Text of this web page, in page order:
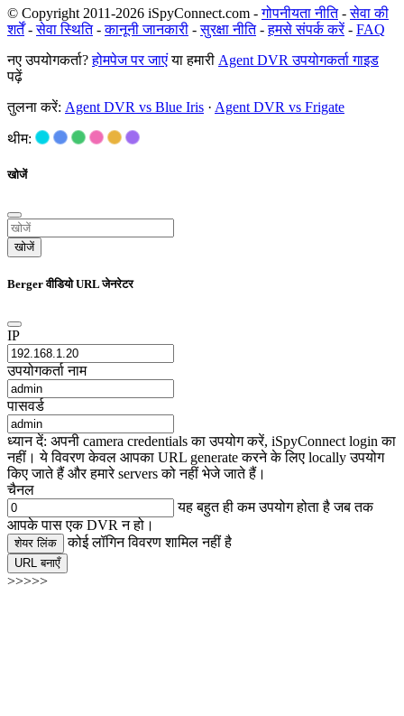
© Copyright 2011-2026 iSpyConnect.com -गोपनीयता नीति-सेवा की
शर्तें-सेवा स्थिति-कानूनी जानकारी -सुरक्षा नीति-हमसे संपर्क करें- FAQ
नए उपयोगकर्ता?होमपेज पर जाएंया हमारी Agent DVR उपयोगकर्ता गाइड
पढ़ें
तुलना करें: Agent DVR vs Blue Iris · Agent DVR vs Frigate
थीम:
खोजें
खोजें
Berger वीडियो URL जेनरेटर
IP
उपयोगकर्ता नाम
पासवर्ड
ध्यान दें: अपनी camera credentials का उपयोग करें, iSpyConnect login का
नहीं। ये विवरण केवल आपका URL generate करने के लिए locally उपयोग
किए जाते हैं और हमारे servers को नहीं भेजे जाते हैं।
चैनल
यह बहुत ही कम उपयोग होता है जब तक
आपके पास एक DVR न हो।
शेयर लिंक कोई लॉगिन विवरण शामिल नहीं है
URL बनाएँ
>>>>>